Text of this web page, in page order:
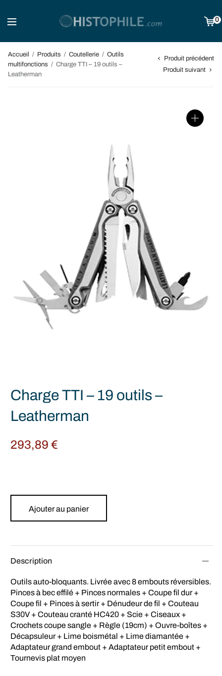
0
Accueil / Produits / Coutellerie / Outils
multifonctions / Charge TTI – 19 outils –
Leatherman
Produit précédent
Produit suivant
Charge TTI – 19 outils –
Leatherman
293,89€
Ajouter au panier
Description
Outils auto-bloquants. Livrée avec 8 embouts réversibles.
Pinces à bec effilé + Pinces normales + Coupe fil dur +
Coupe fil + Pinces à sertir + Dénudeur de fil + Couteau
S30V + Couteau cranté HC420 + Scie + Ciseaux +
Crochets coupe sangle + Règle (19cm) + Ouvre-boîtes +
Décapsuleur + Lime boismétal + Lime diamantée +
Adaptateur grand embout + Adaptateur petit embout +
Tournevis plat moyen